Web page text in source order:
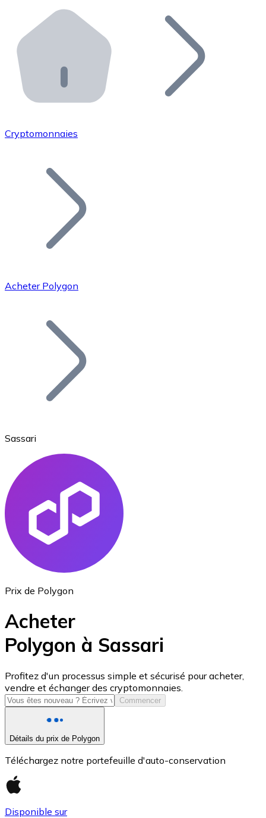
Distributeurs automatiques Bitnovo
Intégrez un ATM Bitnovo dans votre entreprise et
API Bitnovo
Intégrez notre API dans votre écosystème.
Rejoignez notre réseau de distributeurs et
Ajoutez le token de votre projet à notre service
Bitcoin
Ethereum
USD Coin
USDC
Cryptomonnaies
Acheter Polygon
Sassari
Prix de Polygon
Acheter
Polygon à Sassari
Profitez d'un processus simple et sécurisé pour acheter,
vendre et échanger des cryptomonnaies.
Commencer
Détails du prix de Polygon
Téléchargez notre portefeuille d'auto-conservation
Disponible sur